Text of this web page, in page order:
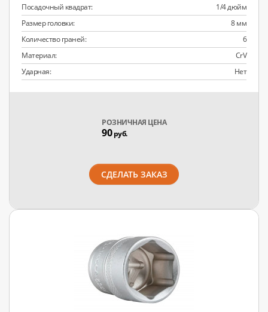
Посадочный квадрат:
1/4 дюйм
Размер головки:
8 мм
Количество граней:
6
Материал:
CrV
Ударная:
Нет
РОЗНИЧНАЯ ЦЕНА
90руб.
СДЕЛАТЬ ЗАКАЗ